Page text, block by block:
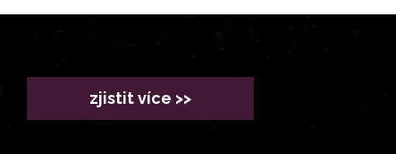
zjistit více >>